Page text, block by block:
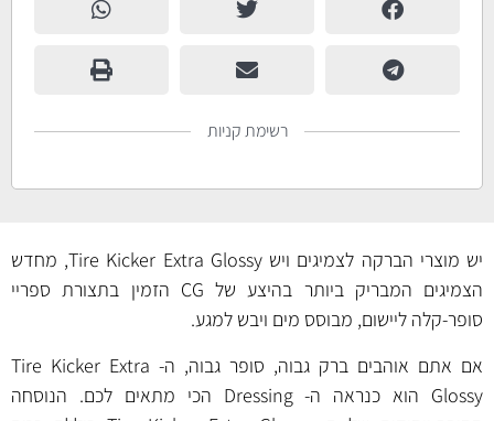
רשימת קניות
יש מוצרי הברקה לצמיגים ויש Tire Kicker Extra Glossy, מחדש
הצמיגים המבריק ביותר בהיצע של CG הזמין בתצורת ספריי
סופר-קלה ליישום, מבוסס מים ויבש למגע.
אם אתם אוהבים ברק גבוה, סופר גבוה, ה- Tire Kicker Extra
Glossy הוא כנראה ה- Dressing הכי מתאים לכם. הנוסחה